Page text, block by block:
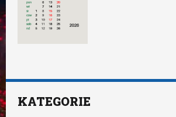
KATEGORIE